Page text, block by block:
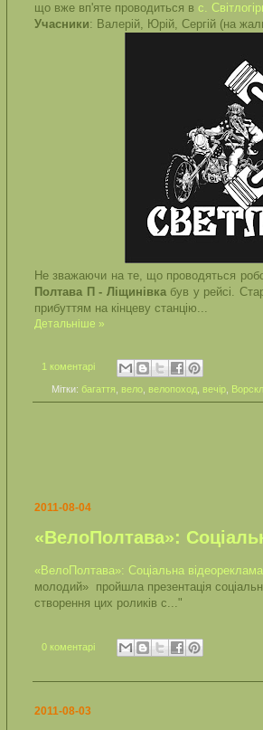
що вже вп'яте проводиться в с.
Учасники: Валерій, Юрій, Сергій (на
Не зважаючи на те, що проводяться
Полтава П - Ліщинівкабув у рейсі.
прибуттям на кінцеву станцію...
Детальніше »
1 коментарі
Мітки: багаття вело, велопоход, вечір,
2011-08-04
«ВелоПолтава»:
«ВелоПолтава»: Соціальна
молодий» пройшла презентація
створення цих роликів с..."
0 коментарі
2011-08-03